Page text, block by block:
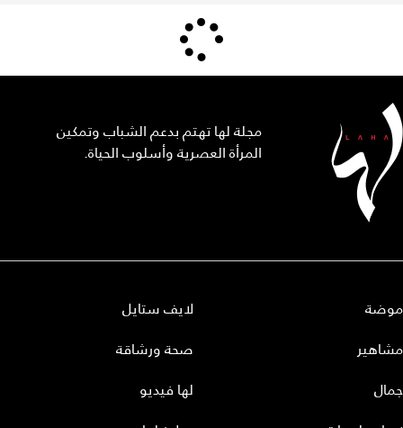
مجلة لها تهتم بدعم الشباب وتمكين
المرأة العصرية وأسلوب الحياة.
موضة
مشاهير
جمال
لايف ستايل
صحة ورشاقة
لها فيديو